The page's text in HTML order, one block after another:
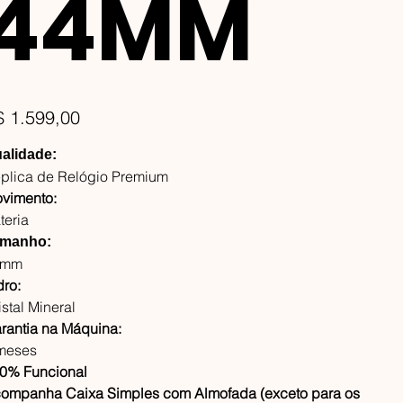
1.599,00
de Relógio Premium
Mineral
na Máquina:
Funcional
Caixa Simples com Almofada (exceto para os